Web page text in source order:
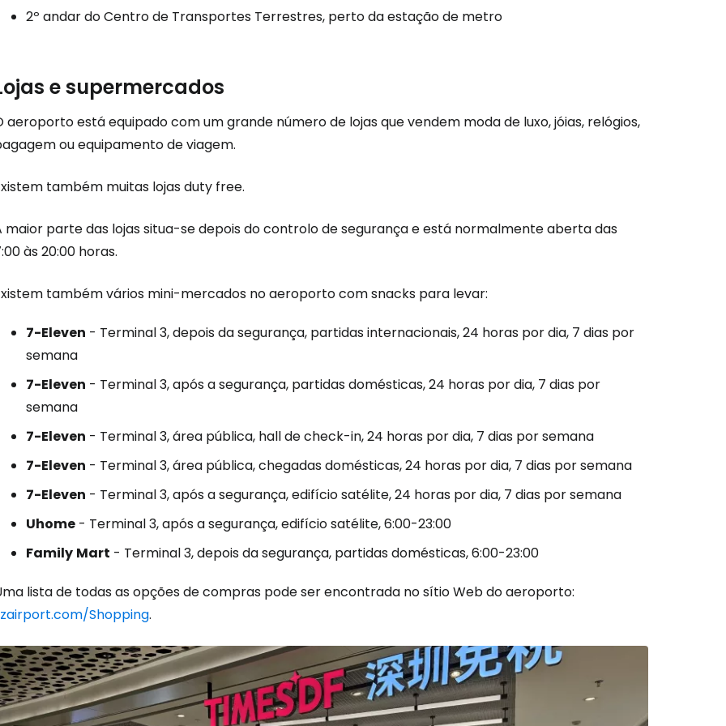
2º andar do Centro de Transportes Terrestres, perto da estação de metro
e supermercados
aeroporto está equipado com um grande número de lojas que vendem moda de luxo, jóias, relógios,
ou equipamento de viagem.
também muitas lojasduty free.
maior parte das lojas situa-se depois do controlo de segurança e está normalmente aberta das
às 20:00 horas.
também vários mini-mercados no aeroporto com snacks para levar:
7-Eleven - Terminal 3, depois da segurança, partidas internacionais, 24 horas por dia, 7 dias por
semana
7-Eleven - Terminal 3, após a segurança, partidas domésticas, 24 horas por dia, 7 dias por
semana
7-Eleven - Terminal 3, área pública, hall de check-in, 24 horas por dia, 7 dias por semana
7-Eleven - Terminal 3, área pública, chegadas domésticas, 24 horas por dia, 7 dias por semana
7-Eleven - Terminal 3, após a segurança, edifício satélite, 24 horas por dia, 7 dias por semana
Uhome - Terminal 3, após a segurança, edifício satélite, 6:00-23:00
Family Mart - Terminal 3, depois da segurança, partidas domésticas, 6:00-23:00
lista de todas as opções de compras pode ser encontrada no sítio Web do aeroporto:
Shopping.
Iniciar sessão no Cestee
... a comunidade mundial de viajantes
Continuar com o Facebook
Continuar com o correio eletrónico